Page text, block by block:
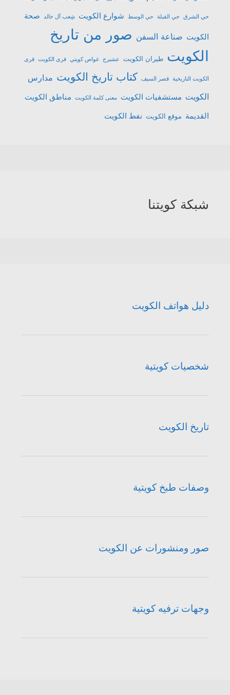
حي الشرق حي القبلة حي الوسط شوارع الكويت شِعب آل خالد صحة
الكويت صناعة السفن صور من تاريخ
الكويت طيران الكويت عشیرج غواص كويتي قرى الكويت قرى
الكويت التاريخية قصر السيف كتاب تاريخ الكويت مدارس
الكويت مستشفيات الكويت معنى كلمة الكويت مناطق الكويت
القديمة موقع الكويت نفط الكويت
شبكة كويتنا
دليل هواتف الكويت
شخصيات كويتية
تاريخ الكويت
وصفات طبخ كويتية
صور ومنشورات عن الكويت
وجهات ترفيه كويتية